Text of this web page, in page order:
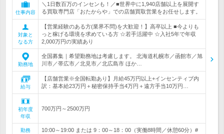
仕事内容
＼1日数百万のインセンも！／■世界中に1,940店舗以上を展開す
る買取専門店「おたからや」での店舗買取営業をお任せします。
対象と
なる方
【営業経験のある方(業界不問)を大歓迎！】高卒以上 ■今よりも
っと稼げる環境を求めている方 ☆若手活躍中 ☆入社5年で年収
2,000万円の実績あり
勤務地
全国募集｜希望勤務地は考慮します。 北海道札幌市／函館市／旭
川市／帯広市／北見市／北広島市 ほか…
給与
【店舗営業※全国転勤あり】月給45万円以上+インセンティブ内
訳：基本給23万円＋秘密保持手当4万円＋遠方手当10万円…
初年度
年収
700万円～2500万円
勤務
10:00～19:00 または 9：00～18：00（実働8時間／休憩60分）#